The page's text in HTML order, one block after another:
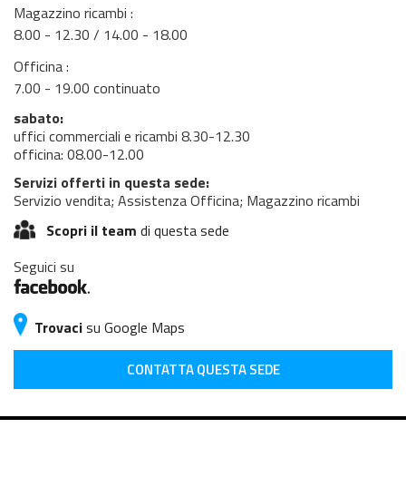
Magazzino ricambi :
8.00 - 12.30 / 14.00 - 18.00
Officina :
7.00 - 19.00 continuato
sabato:
uffici commerciali e ricambi 8.30-12.30
officina: 08.00-12.00
Servizi offerti in questa sede:
Servizio vendita; Assistenza Officina; Magazzino ricambi
Scopri il team di questa sede
Seguici su
Trovacisu Google Maps
CONTATTA QUESTA SEDE